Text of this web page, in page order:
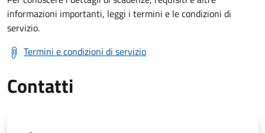
informazioni importanti, leggi i termini e le condizioni di
servizio.
Termini e condizioni di servizio
Contatti